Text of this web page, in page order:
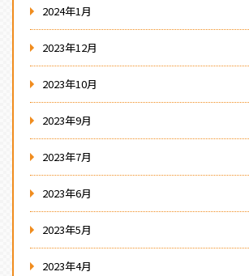
2024年1月
2023年12月
2023年10月
2023年9月
2023年7月
2023年6月
2023年5月
2023年4月